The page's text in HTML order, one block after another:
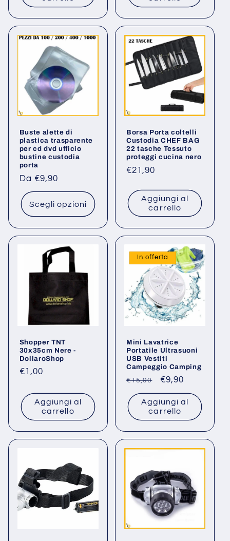
Buste alette di
plastica trasparente
per cd dvd ufficio
bustine custodia
porta
Prezzo
listino
Da €9,90
Scegli opzioni
Borsa Porta coltelli
Custodia CHEF BAG
22 tasche Tessuto
proteggi cucina nero
Prezzo
listino
€21,90
Aggiungi al
carrello
Shopper TNT
30x35cm Nere -
DollaroShop
Prezzo
listino
€1,00
Aggiungi al
carrello
In offerta
Mini Lavatrice
Portatile Ultrasuoni
USB Vestiti
Campeggio Camping
Prezzo
listino
€15,90
Prezzo
scontato
€9,90
Aggiungi al
carrello